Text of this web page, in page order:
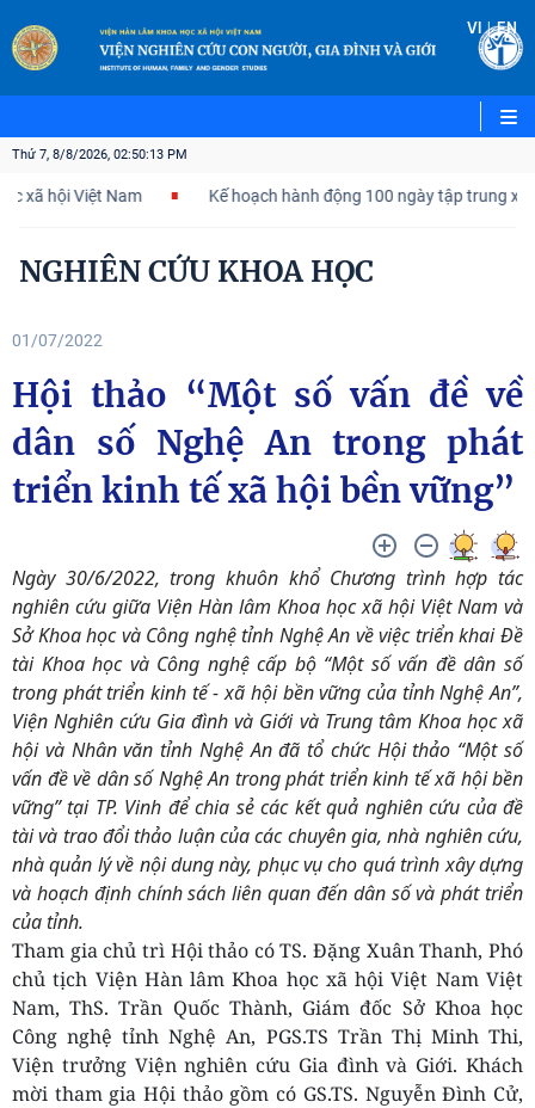
VI |EN
Thứ 7, 8/8/2026, 02:50:14 PM
Việt Nam Kế hoạch hành động 100 ngày tập trung xử lý các
NGHIÊN CỨU KHOA HỌC
01/07/2022
Hội thảo “Một số vấn đề về
dân số Nghệ An trong phát
triển kinh tế xã hội bền vững”
Ngày 30/6/2022, trong khuôn khổ Chương trình hợp tác
nghiên cứu giữa Viện Hàn lâm Khoa học xã hội Việt Nam và
Sở Khoa học và Công nghệ tỉnh Nghệ An về việc triển khai Đề
tài Khoa học và Công nghệ cấp bộ “Một số vấn đề dân số
trong phát triển kinh tế - xã hội bền vững của tỉnh Nghệ An”,
Viện Nghiên cứu Gia đình và Giới và Trung tâm Khoa học xã
hội và Nhân văn tỉnh Nghệ An đã tổ chức Hội thảo “Một số
vấn đề về dân số Nghệ An trong phát triển kinh tế xã hội bền
vững” tại TP. Vinh để chia sẻ các kết quả nghiên cứu của đề
tài và trao đổi thảo luận của các chuyên gia, nhà nghiên cứu,
nhà quản lý về nội dung này, phục vụ cho quá trình xây dựng
và hoạch định chính sách liên quan đến dân số và phát triển
của tỉnh.
Tham gia chủ trì Hội thảo có TS. Đặng Xuân Thanh, Phó
chủ tịch Viện Hàn lâm Khoa học xã hội Việt Nam Việt
Nam, ThS. Trần Quốc Thành, Giám đốc Sở Khoa học
Công nghệ tỉnh Nghệ An, PGS.TS Trần Thị Minh Thi,
Viện trưởng Viện nghiên cứu Gia đình và Giới. Khách
mời tham gia Hội thảo gồm có GS.TS. Nguyễn Đình Cử,